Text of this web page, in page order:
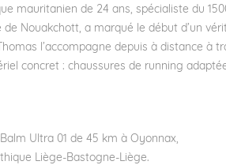
mauritanien de 24 ans, spécialiste du
Nouakchott, a marqué le début d’un
l’accompagne depuis à distance à
concret : chaussures de running
Ultra 01 de 45 km à Oyonnax,
Liège-Bastogne-Liège.